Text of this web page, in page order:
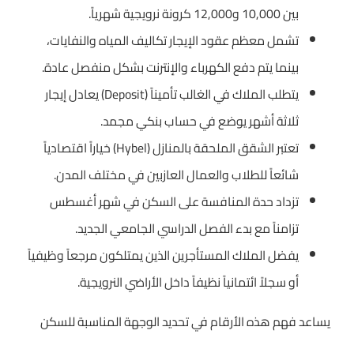
بين 10,000 و12,000 كرونة نرويجية شهرياً.
تشمل معظم عقود الإيجار تكاليف المياه والنفايات،
بينما يتم دفع الكهرباء والإنترنت بشكل منفصل عادة.
يتطلب الملاك في الغالب تأميناً (Deposit) يعادل إيجار
ثلاثة أشهر يوضع في حساب بنكي مجمد.
تعتبر الشقق الملحقة بالمنازل (Hybel) خياراً اقتصادياً
شائعاً للطلاب والعمال العازبين في مختلف المدن.
تزداد حدة المنافسة على السكن في شهر أغسطس
تزامناً مع بدء الفصل الدراسي الجامعي الجديد.
يفضل الملاك المستأجرين الذين يمتلكون مرجعاً وظيفياً
أو سجلاً ائتمانياً نظيفاً داخل الأراضي النرويجية.
يساعد فهم هذه الأرقام في تحديد الوجهة المناسبة للسكن